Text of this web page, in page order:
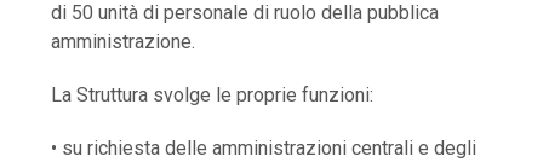
di 50 unità di personale di ruolo della pubblica
amministrazione.
La Struttura svolge le proprie funzioni:
• su richiesta delle amministrazioni centrali e degli